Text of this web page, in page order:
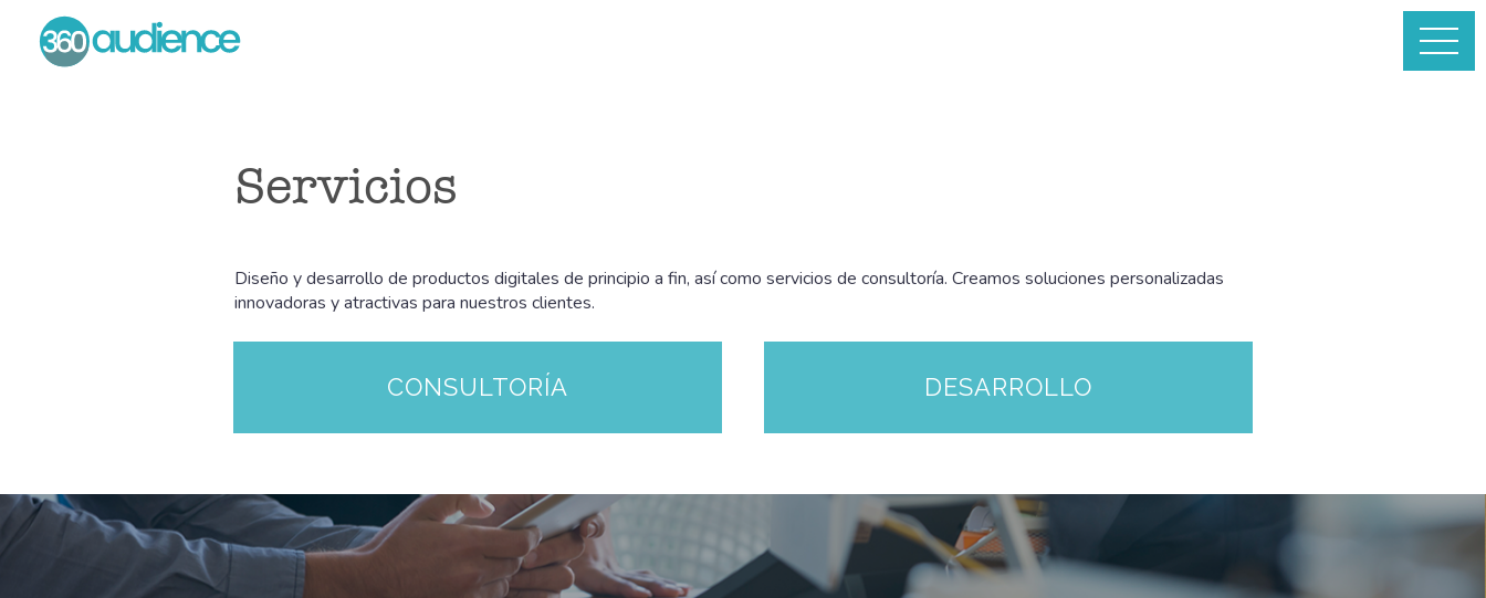
Servicios
Diseño y desarrollo de productos digitales de principio a fin, así como servicios de consultoría. Creamos soluciones personalizadas
innovadoras y atractivas para nuestros clientes.
CONSULTORÍA DESARROLLO